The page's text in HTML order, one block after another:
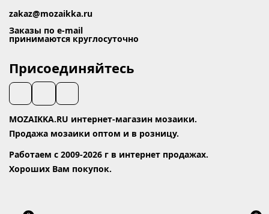
zakaz@mozaikka.ru
Заказы по e-mail
принимаются круглосуточно
Присоединяйтесь
MOZAIKKA.RU интернет-магазин мозаики.
Продажа мозаики оптом и в розницу.
Работаем с 2009-2026 г в интернет продажах.
Хороших Вам покупок.